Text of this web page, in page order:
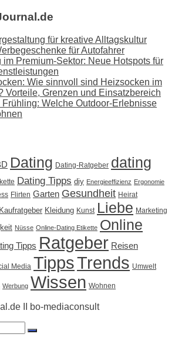
für kreative Alltagskultur
für Autofahrer
Premium-Sektor: Neue Hotspots für
Wie sinnvoll sind Heizsocken im
Vorteile, Grenzen und Einsatzbereich
Frühling: Welche Outdoor-Erlebnisse
Dating Dating-Ratgeber dating
Dating Tipps diy Energieeffizienz Ergonomie
Flirten Garten Gesundheit Heirat
Kaufratgeber Kleidung Kunst Liebe Marketing
Nüsse Online-Dating Etikette Online
Tipps Ratgeber Reisen
Media TippsTrends Umwelt
Werbung Wissen Wohnen
II bo-mediaconsult